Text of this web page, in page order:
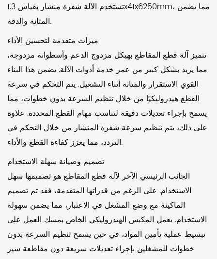
تستخدم الآلة شفرة منشار بقياس 1.3x41x6250mm، مما يضمن
المتانة والدقة.
ميزات متقدمة لتحسين الأداء
تتميز آلة قطع المقاطع بهيكل مزدوج الدعم وأسطوانة مزدوجة،
مما يزيد بشكل كبير من عمر خدمة أدوات الآلة. يضمن هذا البناء
القوي الاستقرار والمتانة أثناء التشغيل. يتم التحكم في سرعة
القطع هيدروليكيًا من خلال تنظيم السرعة بدون خطوات، مما
يسمح بإجراء تعديلات دقيقة لتناسب مهام القطع المحددة. علاوة
على ذلك، يتم تنظيم سرعة شفرة المنشار من خلال التحكم في
التردد، مما يعزز كفاءة القطع والأداء.
تصميم وصيانة سهلة الاستخدام
الجانب الرئيسي الآخر لآلة قطع المقاطع هو تصميمها سهل
الاستخدام. على الرغم من قدراتها المتقدمة، فقد تم تصميم
الماكينة مع وضع المشغل في الاعتبار، مما يضمن سهولة
الاستخدام. يعمل المكبس الهيدروليكي الخاص بمسك العمل على
تبسيط عملية تأمين المواد، في حين يسمح تنظيم السرعة بدون
خطوات للمشغلين بإجراء تعديلات سريعة دون مقاطعة سير